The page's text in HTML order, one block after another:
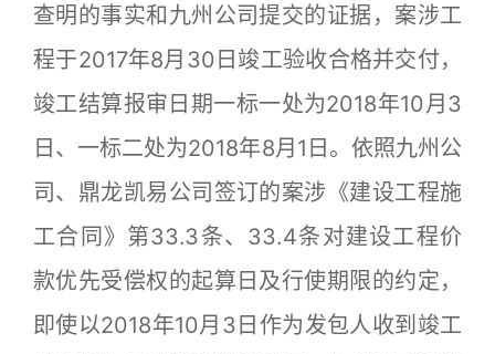
查明的事实和九州公司提交的证据，案涉工
程于2017年8月30日竣工验收合格并交付，
竣工结算报审日期一标一处为2018年10月3
日、一标二处为2018年8月1日。依照九州公
司、鼎龙凯易公司签订的案涉《建设工程施
工合同》第33.3条、33.4条对建设工程价
款优先受偿权的起算日及行使期限的约定，
即使以2018年10月3日作为发包人收到竣工